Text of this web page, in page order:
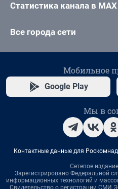
Статистика канала в MAX
Все города сети
Мобильное
Google Play
Мы в
Контактные данные для
Сетевое
Зарегистрировано Федеральной
информационных технологий и
Свидетельство о регистрации СМИ